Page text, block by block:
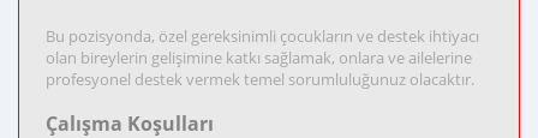
Bu pozisyonda, özel gereksinimli çocukların ve destek ihtiyacı
olan bireylerin gelişimine katkı sağlamak, onlara ve ailelerine
profesyonel destek vermek temel sorumluluğunuz olacaktır.
Çalışma Koşulları